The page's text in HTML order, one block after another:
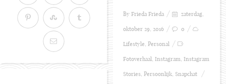
By Frieda Frieda zaterdag,
oktober 29, 2016 0
Lifestyle, Personal
Fotoverhaal, Instagram, Instagram
Stories, Persoonlijk, Snapchat